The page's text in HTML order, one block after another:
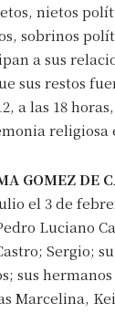
nietos
sobrinos
a sus
sus restos
a las 18
religiosa
GOMEZ DE
el 3 de
Luciano
Sergio;
sus
Marcelina,